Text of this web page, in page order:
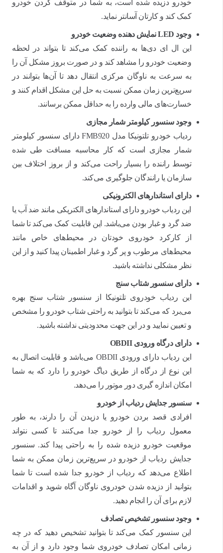
خودرو دزیده شده است، به شما در متوقف کردن خودرو
کمک کند و کارتان آسانتر نماید.
وجود LEDنمایش دهنده وضعیت خودرو
این ال ای دی‌ها به راننده کمک می‌کند تا بتواند در لحظه
وضعیت خودرو را مشاهد کند و در صورت بروز مشکل آن را
به سرعت به ناوگان مرکزی انتقال دهد تا آن‌ها بتوانند در
سریع‌ترین زمان ممکن نسبت به حل این مشکل اقدام کنند و
خسارت‌های مالی وارده را به حداقل ممکن برسانند.
وجود سنسور کیلومتر شمار مجازی
ردیاب خودرو تلتونیکا مدل FMB920 دارای سنسور کیلومتر
شمار مجازی است که کار محاسبه مسافت طی شده
توسط راننده را بسیار راحت‌ می‌کند و از بروز اختلاف بین
سازمان یا رانندگان جلوگیری می‌کند.
دارای استاندارهای الکترونیکی
این ردیاب خودرو دارای استاندارهای الکتریکی مانند ضد آب یا
ضد گرد و غبار بودن می‌باشد. این قابلیت کمک می‌کند تا شما
از کارکرد خودروی خودتان در محیط‌های خاص مانند
محیط‌های مرطوب و پر گرد و غبار اطمینان پیدا کنید و از این
نظر مشکلی نداشته باشید.
دارای سنسور شتاب سنج
این ردیاب خودروی تلتونیکا از سنسور شتاب سنج بهره
می‌برد که می‌کند تا بتوانید به راحتی شتاب خودرو را مشخص
و تعیین نمایید و در این جهت محدودیتی نداشته باشید.
دارای درگاه ورودیOBDII
این ردیاب دارای ورودی OBDII می‌باشد و قابلیت اتصال به
این نوع از درگاه از طریق دیاگ خودرو را دارد که به شما
امکان اندازه گیری دور موتور را می‌دهد.
سنسور جدایش ردیاب از خودرو
افرادی قصد بردن خودرو یا دزیدن آن را دارند، به طور
معمول ردیاب را از خودرو جدا می‌کنند تا کسی نتواند
موقعیت خودرو دزیده شده را به راحتی پیدا کند. سنسور
جدایش ردیاب از خودرو در سریع‌ترین زمان ممکن به شما
اطلاع می‌دهد که ردیاب از خودرو جدا شده است تا شما
بتوانید از دزیده شدن خودروی ناوگان آگاه شوید و اقدامات
لازم برای آن را انجام دهید.
وجود سنسور تشخیص تصادف
این سنسور کمک می‌کند تا بتوانید تشخیص دهید که در چه
زمانی امکان تصادف خودروی شما وجود دارد و از آن به